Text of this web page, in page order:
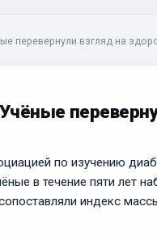
перевернули взгляд на
по изучению
в течение пяти лет
индекс